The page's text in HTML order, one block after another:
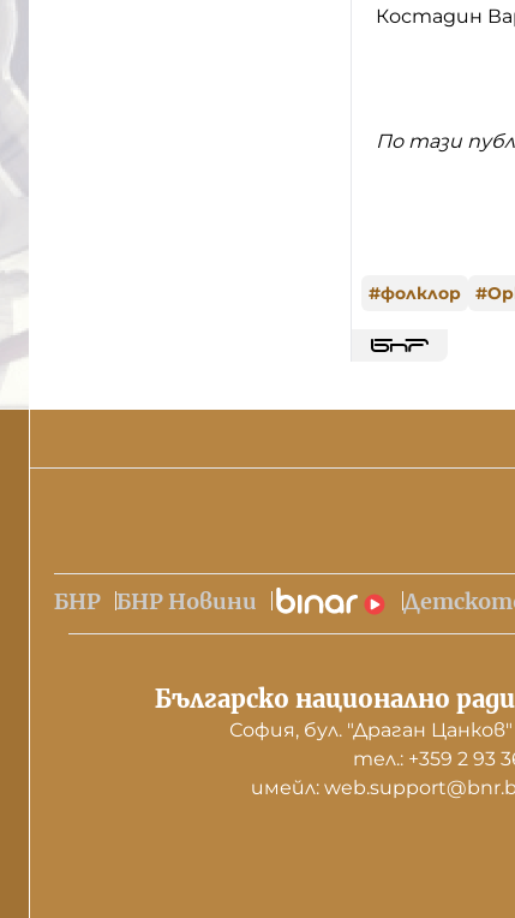
Костадин
По тази
#фолклор #
БНР БНР Новини
Българско национално
София, бул. "Драган
тел.: +359 2 93
имейл: